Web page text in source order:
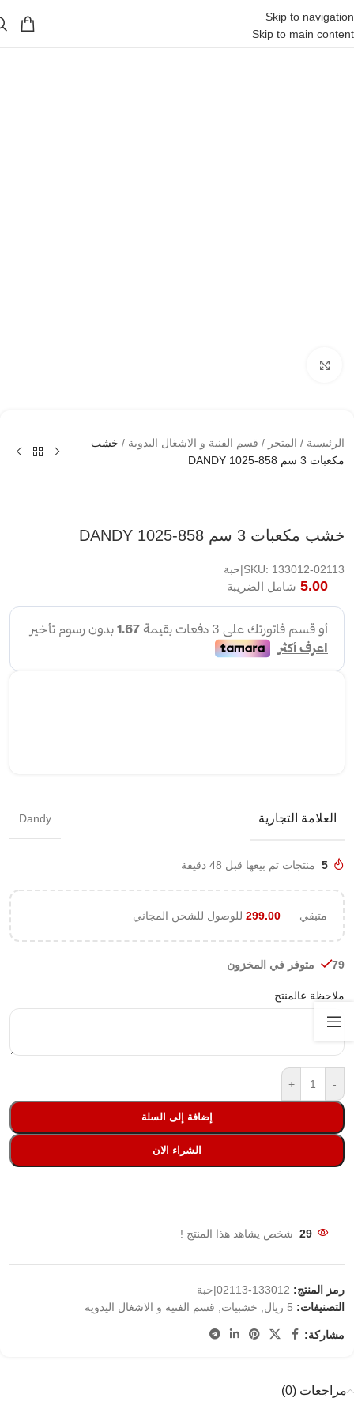
Skip to navigation
Skip to main content
الرئيسية / المتجر / قسم الفنية و الاشغال اليدوية / خشب
مكعبات 3 سم DANDY 1025-858
خشب مكعبات 3 سم DANDY 1025-858
SKU: 133012-02113|حبة
5.00 شامل الضريبة
العلامة التجارية Dandy
5 منتجات تم بيعها قبل 48 دقيقة
متبقي 299.00 للوصول للشحن المجاني
79 متوفر في المخزون
ملاحظة عالمنتج
-
+
إضافة إلى السلة
الشراء الان
29 شخص يشاهد هذا المنتج !
رمز المنتج: 133012-02113|حبة
التصنيفات: 5 ريال خشبيات قسم الفنية و الاشغال اليدوية
مشاركة:
مراجعات (0)